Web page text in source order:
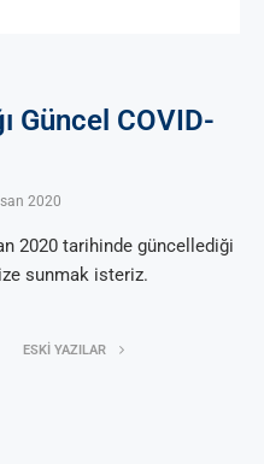
Güncel COVID-
2020
2020 tarihinde güncellediği
sunmak isteriz.
ESKI YAZILAR